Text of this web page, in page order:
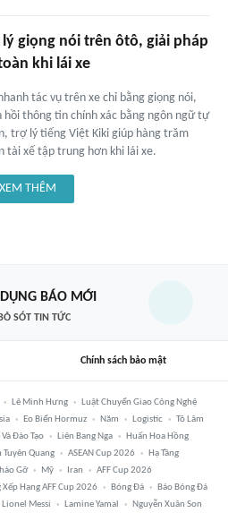
lý giọng nói trên ôtô, giải pháp
khi lái xe
tác vụ trên xe chỉ bằng giọng nói,
hồi thông tin chính xác bằng ngôn ngữ tự
trợ lý tiếng Việt Kiki giúp hàng trăm
tài xế tập trung hơn khi lái xe.
XEM THÊM
BÁO MỚI
SÓT TIN TỨC
Chính sách bảo mật
Lê Minh Hưng
Luật Chuyển Giao Công Nghệ
Eo Biển Hormuz Năm Logistic
Tô Lâm
Đào Tạo Liên Bang Nga
Huấn Hoa Hồng
Tuyên Quang ASEAN Cup 2026
Hạ Tầng
Gỡ Mỹ Iran
AFF Cup 2026
Xếp Hạng AFF Cup 2026 Bóng Đá
Báo Bóng Đá
Lionel Messi Lamine Yamal Nguyễn Xuân Son